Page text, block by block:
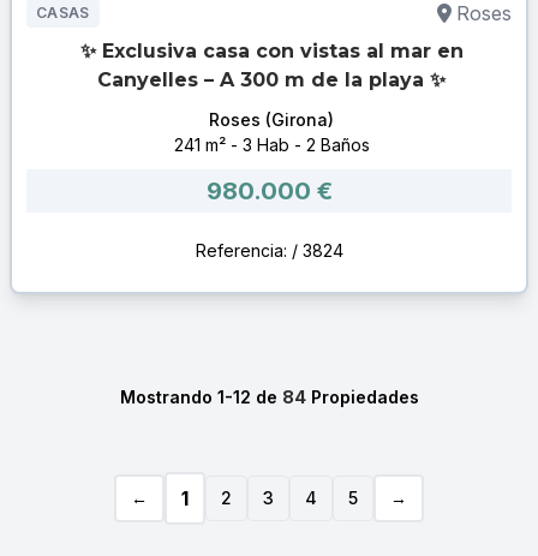
CASAS Roses
✨ Exclusiva casa con vistas al mar en
Canyelles – A 300 m de la playa ✨
Roses (Girona)
241 m² - 3 Hab - 2 Baños
980.000 €
Referencia: / 3824
Mostrando 1-12 de 84Propiedades
← 1 2 3 4 5 →